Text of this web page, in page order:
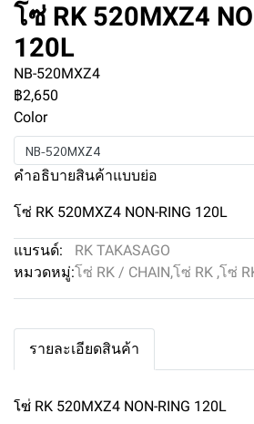
โซ่ RK 520MXZ4
120L
NB-520MXZ4
฿2,650
Color
NB-520MXZ4
คำอธิบายสินค้าแบบย่อ
โซ่ RK 520MXZ4 NON-RING 120L
แบรนด์:
RK TAKASAGO
หมวดหมู่:โซ่ RK / CHAIN,โซ่ RK ,โซ่
รายละเอียดสินค้า
โซ่ RK 520MXZ4 NON-RING 120L